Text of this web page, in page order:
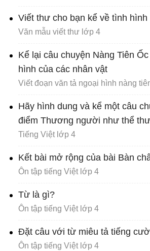
Viết thư cho bạn kể về tình hình
Văn mẫu viết thư lớp 4
Kể lại câu chuyện Nàng Tiên
hình của các nhân vật
Viết đoạn văn tả ngoại hình nàng
Hãy hình dung và kể một câu
điểm Thương người như thể
Tiếng Việt lớp 4
Kết bài mở rộng của bài Bàn
Ôn tập tiếng Việt lớp 4
Từ là gì?
Ôn tập tiếng Việt lớp 4
Đặt câu với từ miêu tả tiếng
Ôn tập tiếng Việt lớp 4